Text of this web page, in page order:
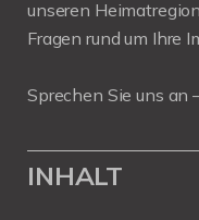
unseren
Fragen rund um Ihre
Sprechen Sie uns an
INHALT